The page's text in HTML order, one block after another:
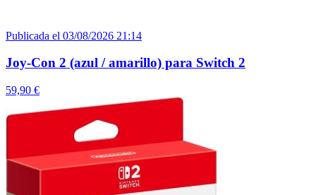
Publicada el 03/08/2026 21:14
Joy-Con 2 (azul / amarillo) para Switch 2
59,90 €